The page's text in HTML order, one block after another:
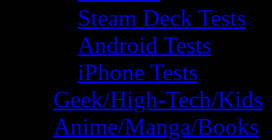
Steam Deck Tests
Android Tests
iPhone Tests
Geek/High-Tech/Kids
Anime/Manga/Books